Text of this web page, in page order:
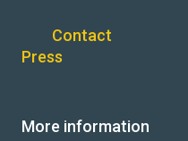
Contact
Press
More information